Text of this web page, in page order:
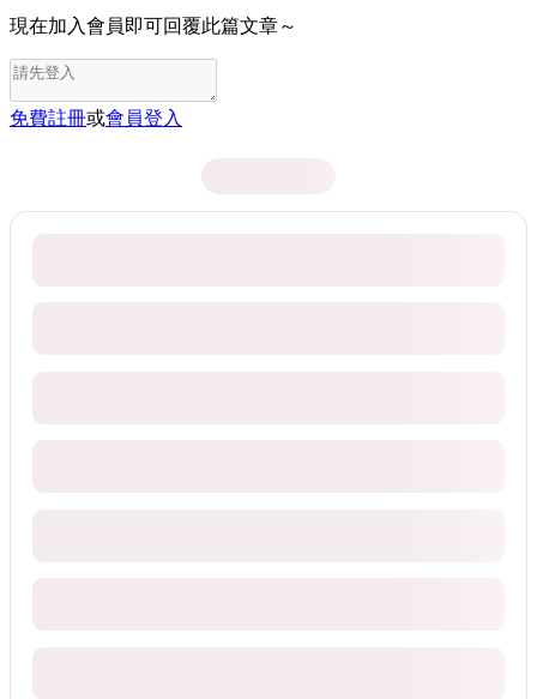
現在加入會員即可回覆此篇文章～
免費註冊或會員登入